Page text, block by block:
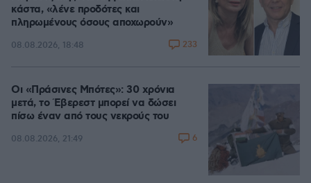
κάστα, «λένε προδότες και
πληρωμένους όσους αποχωρούν»
08.08.2026, 18:48 233
Οι «Πράσινες Μπότες»: 30 χρόνια
μετά, το Έβερεστ μπορεί να δώσει
πίσω έναν από τους νεκρούς του
08.08.2026, 21:49 6